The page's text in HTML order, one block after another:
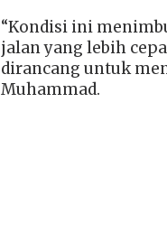
“Kondisi ini
jalan yang lebih
dirancang untuk
Muhammad.